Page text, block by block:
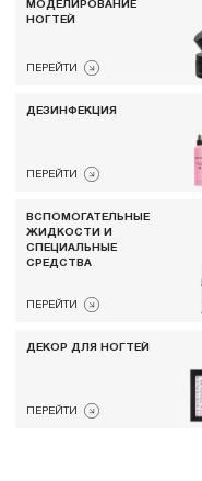
МОДЕЛИРОВАНИЕ
НОГТЕЙ
ПЕРЕЙТИ
ДЕЗИНФЕКЦИЯ
ПЕРЕЙТИ
ВСПОМОГАТЕЛЬНЫЕ
ЖИДКОСТИ И
СПЕЦИАЛЬНЫЕ
СРЕДСТВА
ПЕРЕЙТИ
ДЕКОР ДЛЯ НОГТЕЙ
ПЕРЕЙТИ